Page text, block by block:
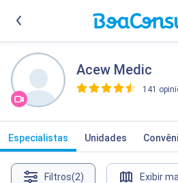
Acew Medic
141
Especialistas Unidades
Filtros(2) Exibir